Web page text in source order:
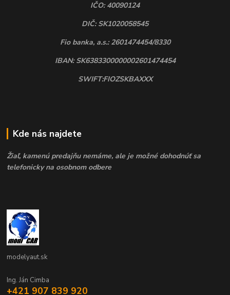
IČO: 40090124
DIČ: SK1020058545
Fio banka, a.s.: 2601474454/8330
IBAN: SK6383300000002601474454
SWIFT:FIOZSKBAXXX
Kde nás najdete
Žiaľ, kamenú predajňu nemáme, ale je možné dohodnúť sa
telefonicky na osobnom odbere
modelyaut.sk
Ing. Ján Cimba
+421 907 839 920